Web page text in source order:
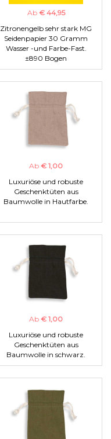
Ab € 44,95
Zitronengelb sehr stark MG
Seidenpapier 30 Gramm
Wasser -und Farbe-Fast.
±890 Bogen
Ab € 1,00
Luxuriöse und robuste
Geschenktüten aus
Baumwolle in Hautfarbe.
Ab € 1,00
Luxuriöse und robuste
Geschenktüten aus
Baumwolle in schwarz.